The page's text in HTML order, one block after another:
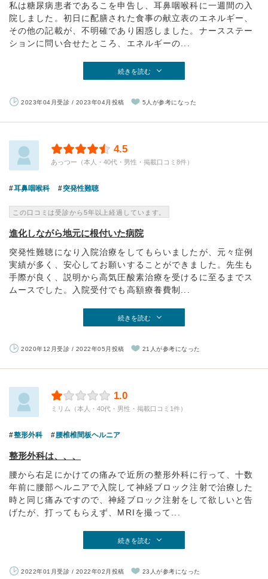
私は糖尿病患者であるこを申告し、耳鼻咽喉科に一週間の入
院しました。初日に配膳された食事の献立表のエネルギー、
その他の記載が、不明確であり困惑しました。ナースステー
ションに問い合せたところ、エネルギーの...
続きを読む
2023年04月受診 / 2023年04月投稿 5人が参考になった
4.5
あっつー（本人・40代・男性・掲載口コミ8件）
耳鼻咽喉科 突発性難聴
この口コミは受診から5年以上経過しています。
進化しながら地元に根付いた病院
突発性難聴になり入院治療をしてもらいましたが、元々症例
実績が多く、安心してお願いすることができました。先生も
手際が良く、説明から高気圧酸素治療を受けるに至るまでス
ムースでした。入院受付でも高額療養費制...
続きを読む
2020年12月受診 / 2022年05月投稿 21人が参考になった
1.0
ミリム（本人・40代・男性・掲載口コミ1件）
整形外科 腰椎椎間板ヘルニア
整形外科は、、、
腰から右足にかけての痛みで近所の整形外科に行って、十数
年前に腰部ヘルニアで入院して神経ブロック注射で治療した
時と同じ痛みですので、神経ブロック注射をして欲しいと告
げたが、打ってもらえず、MRIを撮って...
続きを読む
2022年01月受診 / 2022年02月投稿 23人が参考になった